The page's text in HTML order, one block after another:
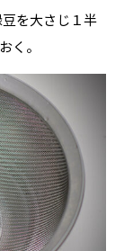
を大さじ１半
く。